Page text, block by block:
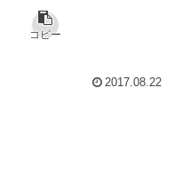
コピー
2017.08.22